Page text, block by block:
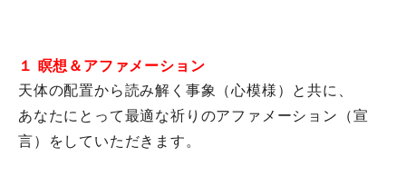
１ 瞑想＆アファメーション
天体の配置から読み解く事象（心模様）と共に、
あなたにとって最適な祈りのアファメーション（宣
言）
をしていただきます。